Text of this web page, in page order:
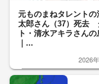
元ものまねタレントの
太郎さん（37）死去
ト・清水アキラさんの
｜...
2026